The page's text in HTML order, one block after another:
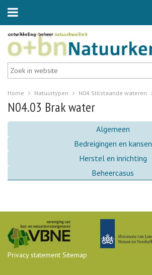
Home Natuurtypen N04 Stilstaande wateren
N04.03 Brak water
Algemeen
Bedreigingen en kansen
Herstel en inrichting
Beheercasus
Privacy statement Sitemap